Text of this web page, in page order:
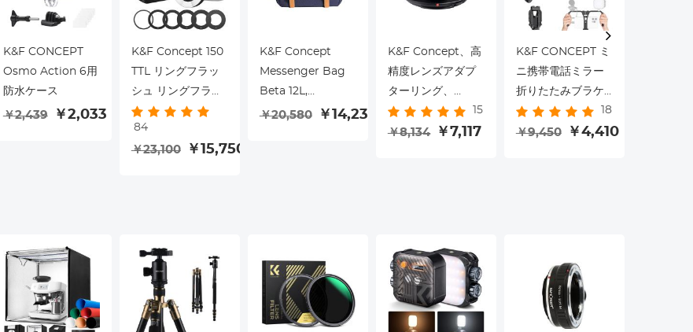
K&F CONCEPT
Osmo Action 6用
防水ケース
￥2,439 ￥2,033
K&F Concept 150
TTL リングフラッ
シュ リングフラッ
シュ ニコン用
84
￥23,100 ￥15,750
K&F Concept
Messenger Bag
Beta 12L,
ShouldBag for
￥20,580 ￥14,236
K&F Concept、高
精度レンズアダプ
ターリング、
Nik(G)-GFX
15
￥8,134 ￥7,117
K&F CONCEPT ミ
ニ携帯電話ミラー
折りたたみブラケ
ット CNC 素材
18
￥9,450 ￥4,410